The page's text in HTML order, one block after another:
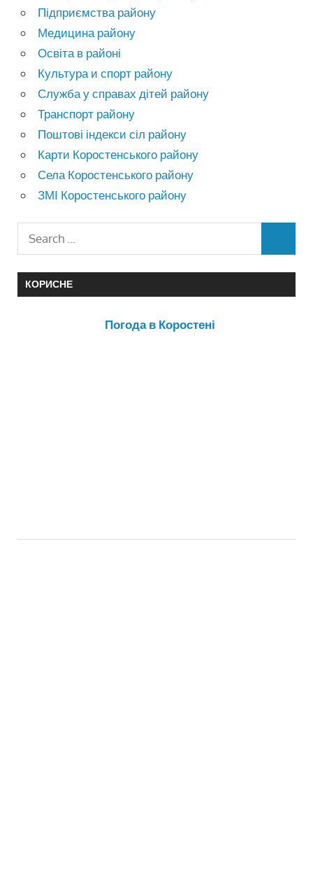
Підприємства району
Медицина району
Освіта в районі
Культура и спорт району
Служба у справах дітей району
Транспорт району
Поштові індекси сіл району
Карти Коростенського району
Села Коростенського району
ЗМІ Коростенського району
КОРИСНЕ
Погода в Коростені